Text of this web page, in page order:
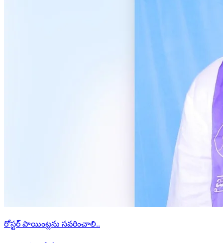
రోస్టర్ పాయింట్లను సవరించాలి..